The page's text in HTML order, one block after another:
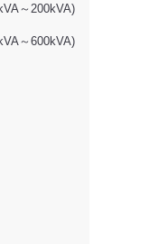
～200kVA)
～600kVA)